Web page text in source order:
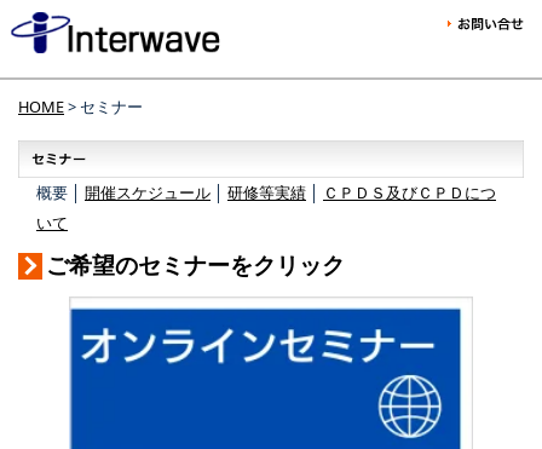
HOME> セミナー
概要 │ 開催スケジュール 研修等実績
ＣＰＤＳ及びＣＰＤにつ
いて
ご希望のセミナーをクリック